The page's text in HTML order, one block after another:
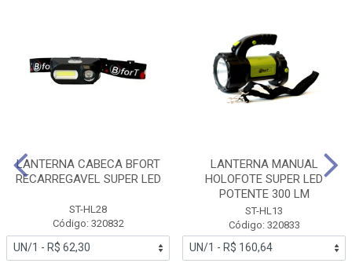
LANTERNA CABECA BFORT
RECARREGAVEL SUPER LED
ST-HL28
Código: 320832
LANTERNA MANUAL
HOLOFOTE SUPER LED
POTENTE 300 LM
ST-HL13
Código: 320833